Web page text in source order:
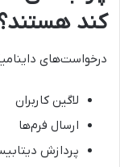
کند
درخواست‌های
لاگین کاربران
ارسال فرم‌ها
پردازش